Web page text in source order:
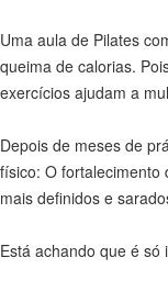
Uma aula de Pilates
queima de calorias.
exercícios ajudam a
Depois de meses de
físico: O fortalecimento
mais definidos e
Está achando que é só